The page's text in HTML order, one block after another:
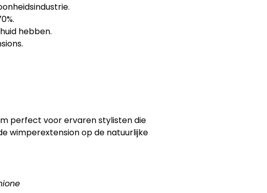
hebben.
perfect voor ervaren stylisten die
wimperextension op de natuurlijke